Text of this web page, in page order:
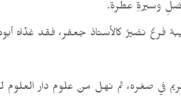
وسيرةٍ عطرة.
نضيرٌ كالأستاذ جعفر، فقد غذّاه أبوه
في صغره، ثم نهل من علوم دار العلوم